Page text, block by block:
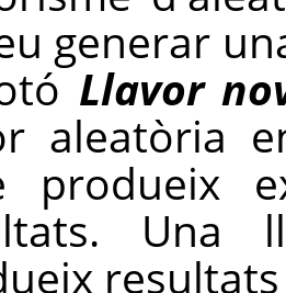
generar
Llavor
aleatòria
produeix
Una